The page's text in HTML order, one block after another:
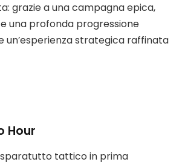
grazie a una campagna epica,
una profonda progressione
un’esperienza strategica raffinata
Hour
tattico in prima